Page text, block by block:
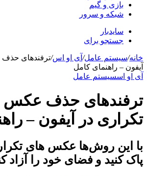
بازی و گیم
شبکه و سرور
سایدبار
جستجو برای
خانه/سیستم عامل/ آی او اس/ترفندهای
آیفون – راهنمای کامل
آی او اسسیستم عامل
ترفندهای حذف عکس
تکراری در آیفون –
با این روش‌ها عکس های
پاک کنید و فضای خود را آزاد